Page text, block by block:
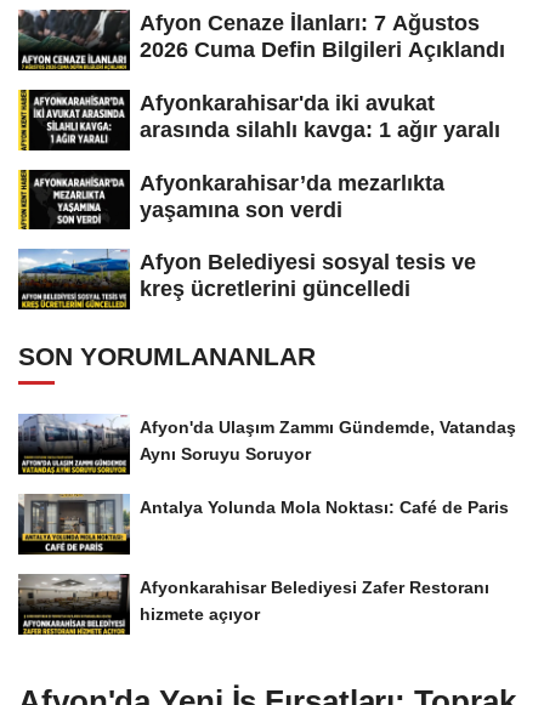
Afyon Cenaze İlanları: 7 Ağustos
2026 Cuma Defin Bilgileri Açıklandı
Afyonkarahisar'da iki avukat
arasında silahlı kavga: 1 ağır yaralı
Afyonkarahisar’da mezarlıkta
yaşamına son verdi
Afyon Belediyesi sosyal tesis ve
kreş ücretlerini güncelledi
SON YORUMLANANLAR
Afyon'da Ulaşım Zammı Gündemde, Vatandaş
Aynı Soruyu Soruyor
Antalya Yolunda Mola Noktası: Café de Paris
Afyonkarahisar Belediyesi Zafer Restoranı
hizmete açıyor